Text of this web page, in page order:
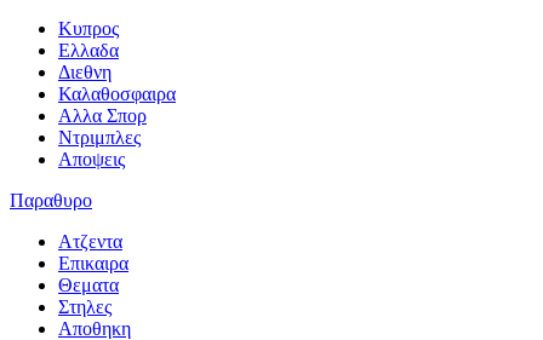
Κυπρος
Ελλαδα
Διεθνη
Καλαθοσφαιρα
Αλλα Σπορ
Ντριμπλες
Αποψεις
Παραθυρο
Ατζεντα
Επικαιρα
Θεματα
Στηλες
Αποθηκη